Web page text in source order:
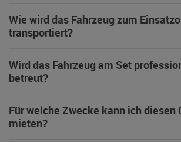
Wie wird das Fahrzeug zum
transportiert?
Wird das Fahrzeug am Set
betreut?
Für welche Zwecke kann ich diesen
mieten?